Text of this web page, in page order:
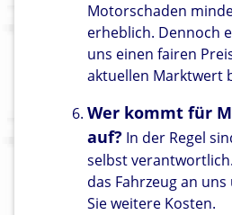
Motorschaden
erheblich. Dennoch
uns einen fairen
aktuellen Marktwert
Wer kommt für
auf? In der Regel
selbst
das Fahrzeug an
Sie weitere Kosten.